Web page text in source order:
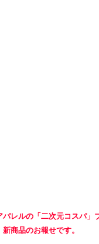
レルの「二次元コスパ」
商品のお報せです。